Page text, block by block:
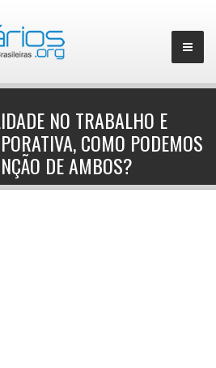
▼
NO TRABALHO E
COMO PODEMOS
DE AMBOS?